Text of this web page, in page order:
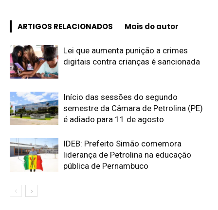
ARTIGOS RELACIONADOS Mais do autor
Lei que aumenta punição a crimes
digitais contra crianças é sancionada
Início das sessões do segundo
semestre da Câmara de Petrolina (PE)
é adiado para 11 de agosto
IDEB: Prefeito Simão comemora
liderança de Petrolina na educação
pública de Pernambuco